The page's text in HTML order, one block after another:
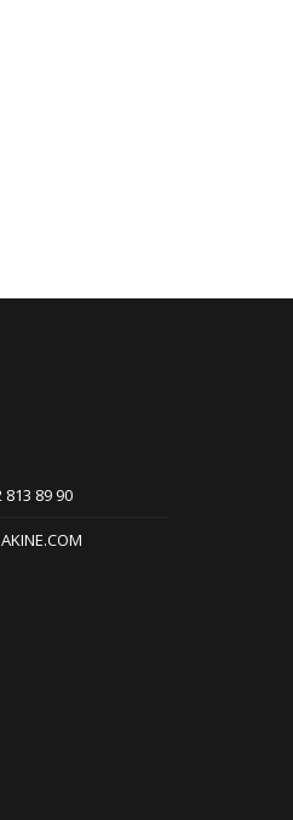
813 89 90